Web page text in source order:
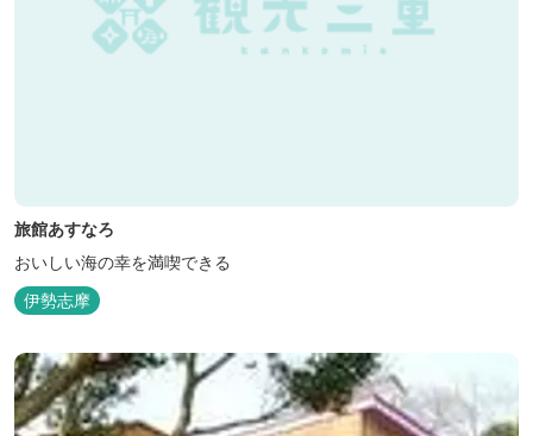
旅館あすなろ
おいしい海の幸を満喫できる
伊勢志摩